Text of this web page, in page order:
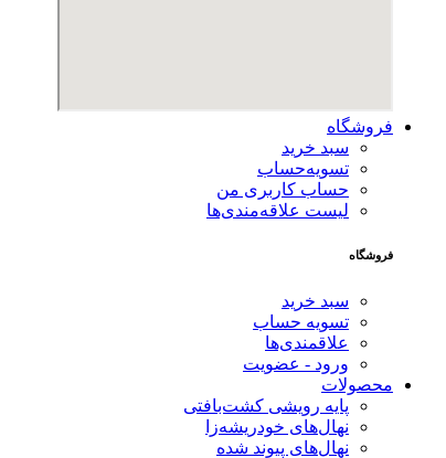
فروشگاه
سبد خرید
تسویه‌حساب
حساب کاربری من
لیست علاقه‌مندی‌ها
فروشگاه
سبد خرید
تسویه حساب
علاقمندی‌ها
ورود - عضویت
محصولات
پایه رویشی کشت‌بافتی
نهال‌های خودریشه‌زا
نهال‌های پیوند شده